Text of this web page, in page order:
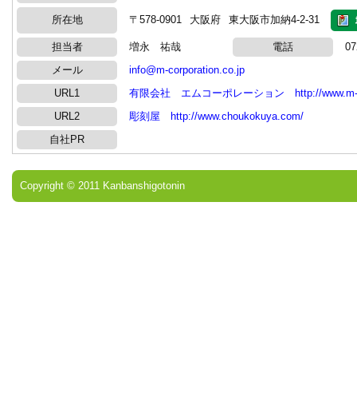
所在地 〒578-0901 大阪府 東大阪市加納4-2-31
担当者 増永 祐哉 電話
メール
info@m-corporation.co.jp
URL1
有限会社 エムコーポレーション
http://
URL2
彫刻屋
http://www.choukokuya.com/
自社PR
Copyright © 2011 Kanbanshigotonin